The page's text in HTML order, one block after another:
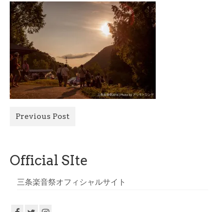
2017
2016
All Photo
Official Site
Previous Post
Official SIte
三条楽音祭オフィシャルサイト